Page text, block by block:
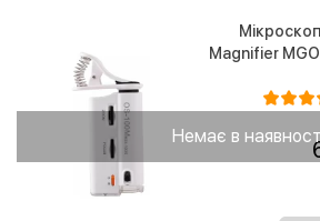
Немає в
Magnifier